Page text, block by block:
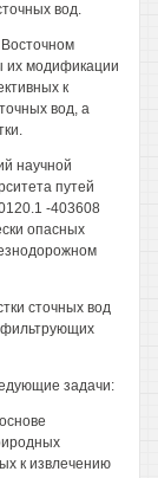
вод.
их модификации
к
вод, а
научной
путей
-403608
опасных
сточных вод
фильтрующих
задачи:
к извлечению